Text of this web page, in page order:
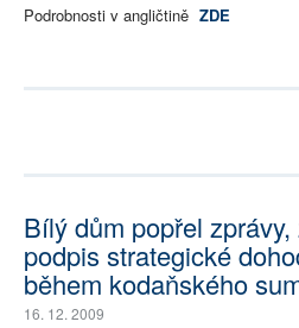
Podrobnosti v angličtině ZDE
Bílý dům popřel
podpis strategické
během kodaňského
16. 12. 2009